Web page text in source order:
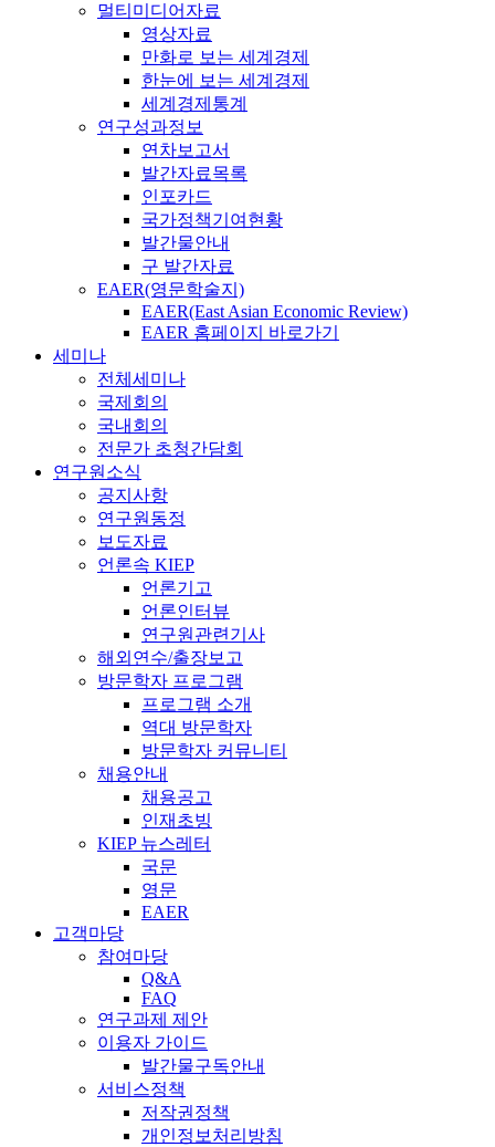
멀티미디어자료
영상자료
만화로 보는 세계경제
한눈에 보는 세계경제
세계경제통계
연구성과정보
연차보고서
발간자료목록
인포카드
국가정책기여현황
발간물안내
구 발간자료
EAER(영문학술지)
EAER(East Asian Economic Review)
EAER 홈페이지 바로가기
세미나
전체세미나
국제회의
국내회의
전문가 초청간담회
연구원소식
공지사항
연구원동정
보도자료
언론속 KIEP
언론기고
언론인터뷰
연구원관련기사
해외연수/출장보고
방문학자 프로그램
프로그램 소개
역대 방문학자
방문학자 커뮤니티
채용안내
채용공고
인재초빙
KIEP 뉴스레터
국문
영문
EAER
고객마당
참여마당
Q&A
FAQ
연구과제 제안
이용자 가이드
발간물구독안내
서비스정책
저작권정책
개인정보처리방침